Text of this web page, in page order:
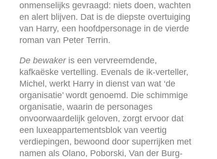
onmenselijks gevraagd: niets doen, wachten
en alert blijven. Dat is de diepste overtuiging
van Harry, een hoofdpersonage in de vierde
roman van Peter Terrin.
De bewaker is een vervreemdende,
kafkaëske vertelling. Evenals de ik-verteller,
Michel, werkt Harry in dienst van wat ‘de
organisatie’ wordt genoemd. Die schimmige
organisatie, waarin de personages
onvoorwaardelijk geloven, zorgt ervoor dat
een luxeappartementsblok van veertig
verdiepingen, bewoond door superrijken met
namen als Olano, Poborski, Van der Burg-